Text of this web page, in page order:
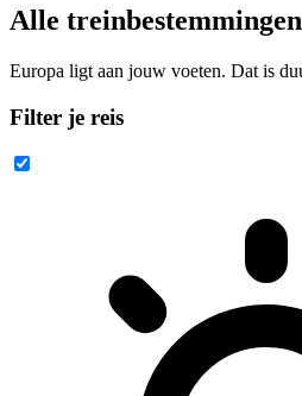
Alle
Europa ligt aan jouw voeten. Dat is
Filter je reis